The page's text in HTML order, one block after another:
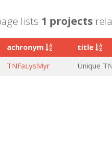
lists 1 projects
achronym title
TNFaLysMyr Unique